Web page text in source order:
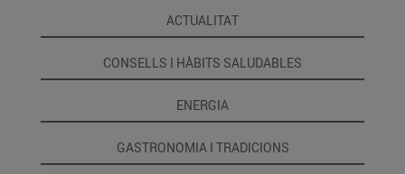
ACTUALITAT
CONSELLS I HÀBITS SALUDABLES
ENERGIA
GASTRONOMIA I TRADICIONS